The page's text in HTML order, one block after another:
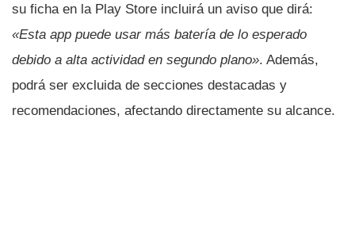
su ficha en la Play Store incluirá un aviso que dirá:
«Esta app puede usar más batería de lo esperado
debido a alta actividad en segundo plano». Además,
podrá ser excluida de secciones destacadas y
recomendaciones, afectando directamente su alcance.